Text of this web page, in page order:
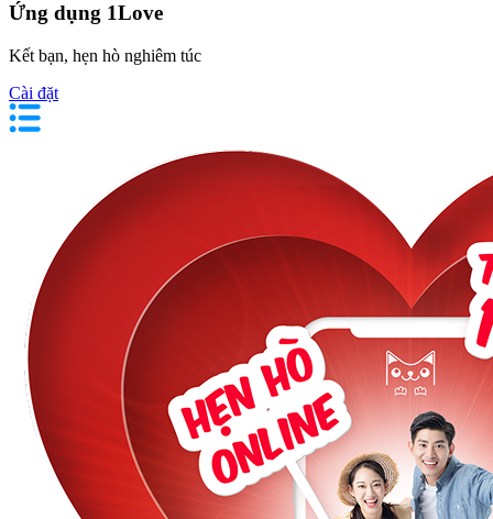
Ứng dụng 1Love
Kết bạn, hẹn hò nghiêm túc
Cài đặt